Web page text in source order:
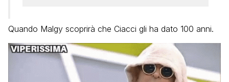
Quando Malgy scoprirà che Ciacci gli ha dato 100 anni.